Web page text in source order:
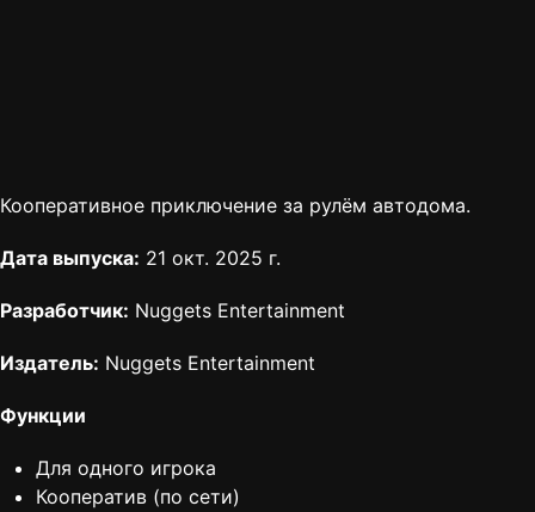
Кооперативное приключение за рулём автодома.
Дата выпуска: 21 окт. 2025 г.
Разработчик: Nuggets Entertainment
Издатель: Nuggets Entertainment
Функции
Для одного игрока
Кооператив (по сети)